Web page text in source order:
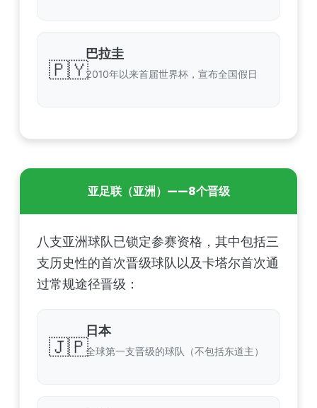
🇵🇾
巴拉圭
2010年以来首届世界杯，宣布全国假日
亚足联（亚洲）——8个晋级
八支亚洲球队已锁定参赛资格，其中包括三
支历史性的首次晋级球队以及卡塔尔首次通
过常规途径晋级：
🇯🇵
日本
全球第一支晋级的球队（不包括东道主）